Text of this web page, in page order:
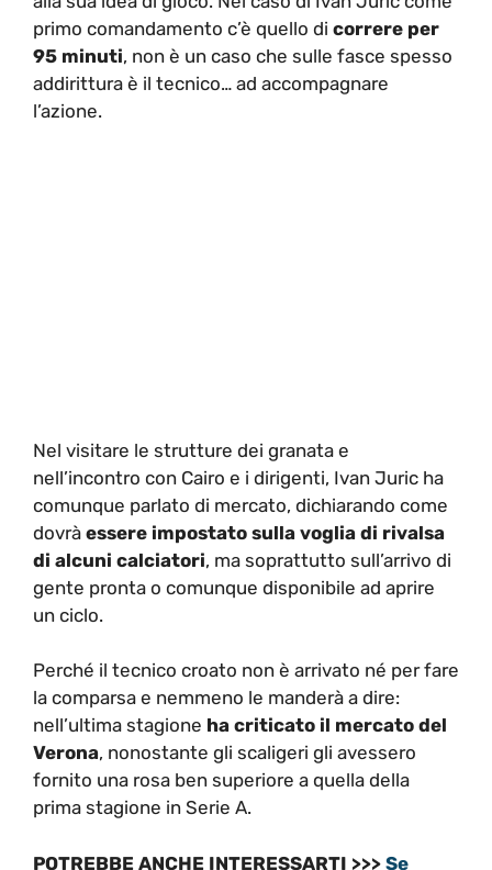
primo comandamento c’è quello di correre per
95 minuti, non è un caso che sulle fasce spesso
addirittura è il tecnico… ad accompagnare
l’azione.
Nel visitare le strutture dei granata e
nell’incontro con Cairo e i dirigenti, Ivan Juric ha
comunque parlato di mercato, dichiarando come
dovrà essere impostato sulla voglia di rivalsa
di alcuni calciatori, ma soprattutto sull’arrivo di
gente pronta o comunque disponibile ad aprire
un ciclo.
Perché il tecnico croato non è arrivato né per fare
la comparsa e nemmeno le manderà a dire:
nell’ultima stagione ha criticato il mercato del
Verona, nonostante gli scaligeri gli avessero
fornito una rosa ben superiore a quella della
prima stagione in Serie A.
POTREBBE ANCHE INTERESSARTI >>> Se